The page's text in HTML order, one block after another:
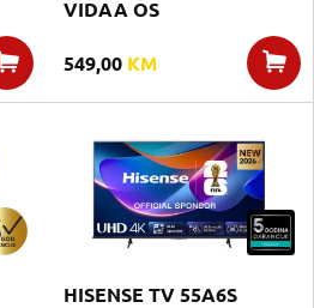
VIDAA OS
549,00 KM
HISENSE TV 55A6S